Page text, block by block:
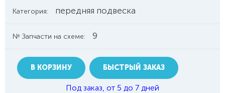
Категория: передняя подвеска
№ Запчасти на схеме: 9
В КОРЗИНУ БЫСТРЫЙ ЗАКАЗ
Под заказ, от 5 до 7 дней